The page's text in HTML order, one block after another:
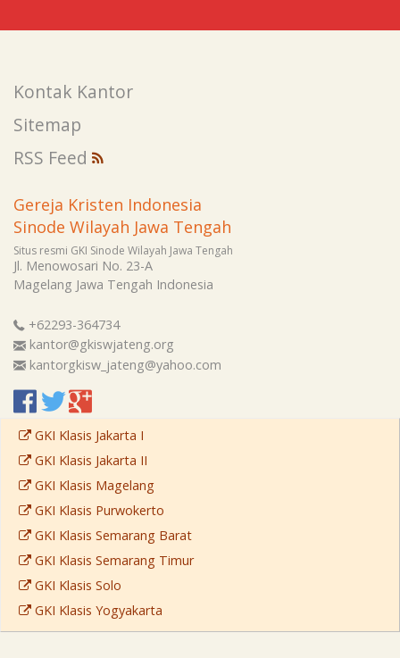
Kontak Kantor
Sitemap
RSS Feed
Gereja Kristen Indonesia
Sinode Wilayah Jawa Tengah
Situs resmi GKI Sinode Wilayah Jawa Tengah
Jl. Menowosari No. 23-A
Magelang Jawa Tengah Indonesia
+62293-364734
kantor@gkiswjateng.org
kantorgkisw_jateng@yahoo.com
GKI Klasis Jakarta I
GKI Klasis Jakarta II
GKI Klasis Magelang
GKI Klasis Purwokerto
GKI Klasis Semarang Barat
GKI Klasis Semarang Timur
GKI Klasis Solo
GKI Klasis Yogyakarta